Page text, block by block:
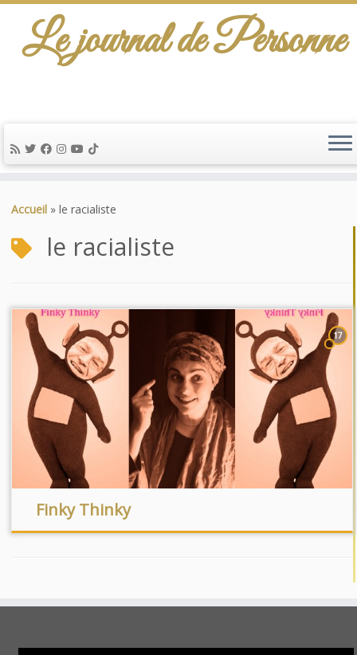
au
Le journal de Personne
Accueil » le racialiste
le racialiste
17
Finky Thinky